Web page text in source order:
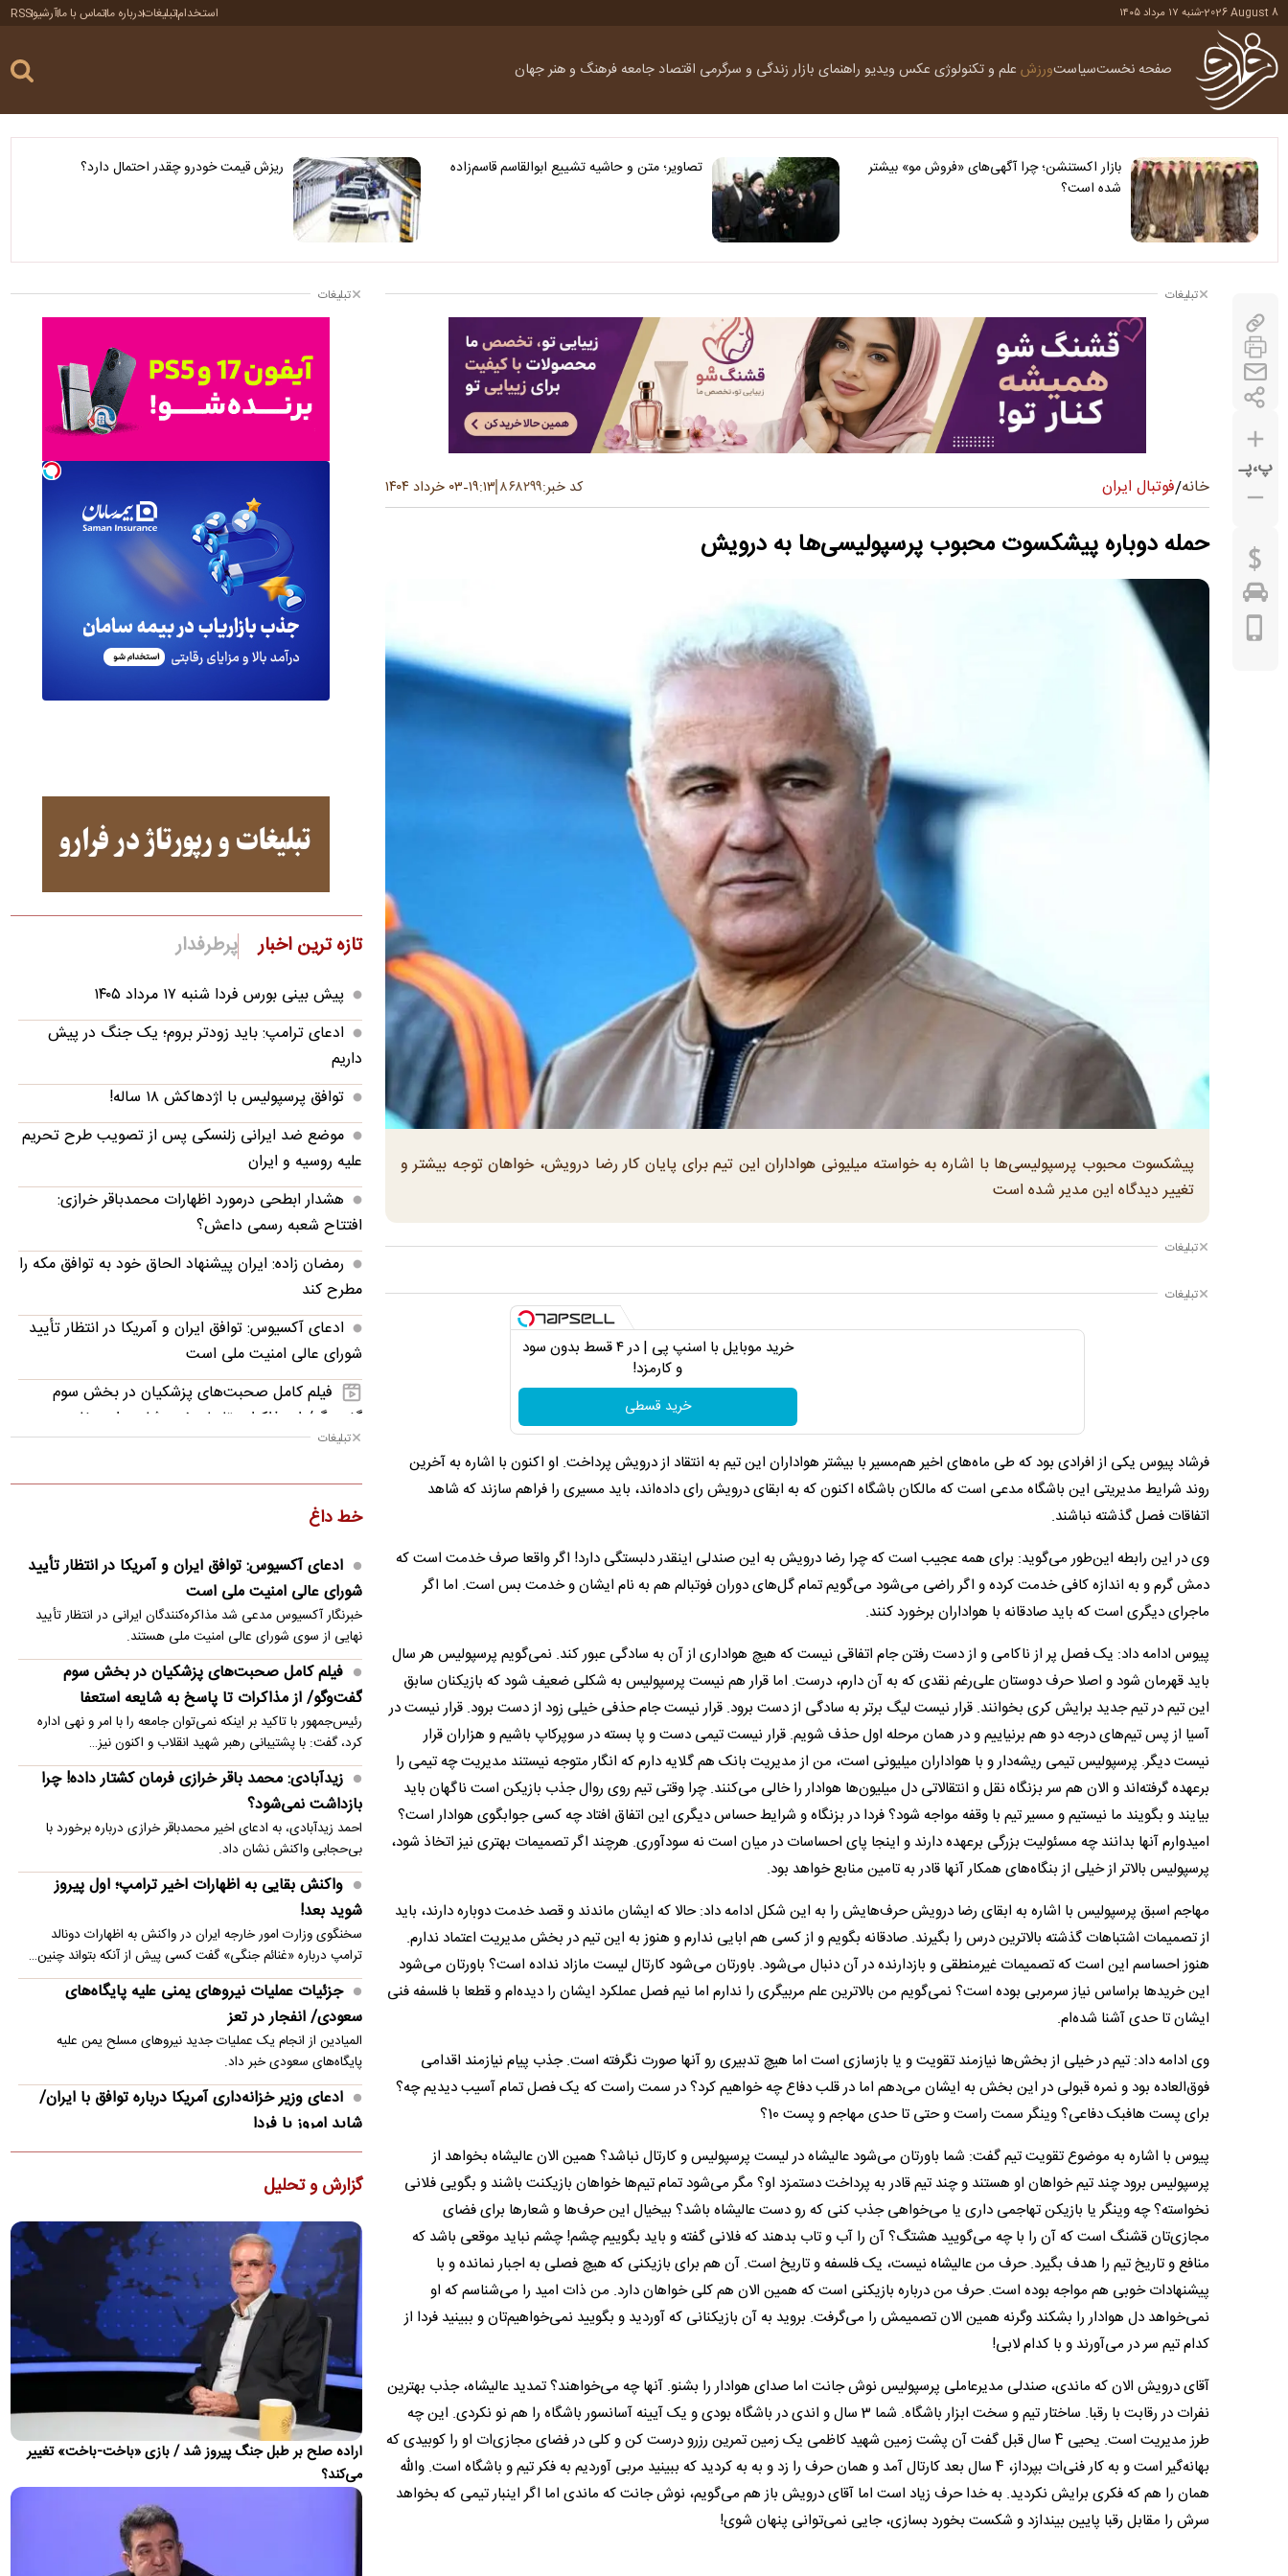
2026 August 8
-شنبه ۱۷ مرداد ۱۴۰۵ استخدامتبلیغاتدرباره ماتماس با ماآرشیوRSS
صفحه نخستسیاستورزش علم و تکنولوژی عکس ویدیو راهنمای بازارزندگی و سرگرمی اقتصاد جامعهفرهنگ و هنرجهان
بازار اکستنشن؛ چرا آگهی‌های «فروش مو» بیشتر
شده است؟
تصاویر؛ متن و حاشیه تشییع ابوالقاسم قاسم‌زاده ریزش قیمت خودرو چقدر احتمال دارد؟
پ،پـ
تبلیغات
خانه/فوتبال ایران کد خبر:۸۶۸۲۹۹ ۱۹:۱۳-۰۳ خرداد ۱۴۰۴
حمله دوباره پیشکسوت محبوب پرسپولیسی‌ها به درویش
پیشکسوت محبوب پرسپولیسی‌ها با اشاره به خواسته میلیونی هواداران این تیم برای پایان کار رضا درویش، خواهان توجه بیشتر و
تغییر دیدگاه این مدیر شده است
تبلیغات
تبلیغات
خرید موبایل با اسنپ پی | در ۴ قسط بدون سود
و کارمزد!
خرید قسطی
فرشاد پیوس یکی از افرادی بود که طی ماه‌های اخیر هم‌مسیر با بیشتر هواداران این تیم به انتقاد از درویش پرداخت. او اکنون با اشاره به آخرین
روند شرایط مدیریتی این باشگاه مدعی است که مالکان باشگاه اکنون که به ابقای درویش رای داده‌اند، باید مسیری را فراهم سازند که شاهد
اتفاقات فصل گذشته نباشند.
وی در این رابطه این‌طور می‌گوید: برای همه عجیب است که چرا رضا درویش به این صندلی اینقدر دلبستگی دارد! اگر واقعا صرف خدمت است که
دمش گرم و به اندازه کافی خدمت کرده و اگر راضی می‌شود می‌گویم تمام گل‌های دوران فوتبالم هم به نام ایشان و خدمت بس است. اما اگر
ماجرای دیگری است که باید صادقانه با هواداران برخورد کنند.
پیوس ادامه داد: یک فصل پر از ناکامی و از دست رفتن جام اتفاقی نیست که هیچ هواداری از آن به سادگی عبور کند. نمی‌گویم پرسپولیس هر سال
باید قهرمان شود و اصلا حرف دوستان علی‌رغم نقدی که به آن دارم، درست. اما قرار هم نیست پرسپولیس به شکلی ضعیف شود که بازیکنان سابق
این تیم در تیم جدید برایش کری بخوانند. قرار نیست لیگ برتر به سادگی از دست برود. قرار نیست جام حذفی خیلی زود از دست برود. قرار نیست در
آسیا از پس تیم‌های درجه دو هم برنیاییم و در همان مرحله اول حذف شویم. قرار نیست تیمی دست و پا بسته در سوپرکاپ باشیم و هزاران قرار
نیست دیگر. پرسپولیس تیمی ریشه‌دار و با هواداران میلیونی است، من از مدیریت بانک هم گلایه دارم که انگار متوجه نیستند مدیریت چه تیمی را
برعهده گرفته‌اند و الان هم سر بزنگاه نقل و انتقالاتی دل میلیون‌ها هوادار را خالی می‌کنند. چرا وقتی تیم روی روال جذب بازیکن است ناگهان باید
بیایند و بگویند ما نیستیم و مسیر تیم با وقفه مواجه شود؟ فردا در بزنگاه و شرایط حساس دیگری این اتفاق افتاد چه کسی جوابگوی هوادار است؟
امیدوارم آنها بدانند چه مسئولیت بزرگی برعهده دارند و اینجا پای احساسات در میان است نه سودآوری. هرچند اگر تصمیمات بهتری نیز اتخاذ شود،
پرسپولیس بالاتر از خیلی از بنگاه‌های همکار آنها قادر به تامین منابع خواهد بود.
مهاجم اسبق پرسپولیس با اشاره به ابقای رضا درویش حرف‌هایش را به این شکل ادامه داد: حالا که ایشان ماندند و قصد خدمت دوباره دارند، باید
از تصمیمات اشتباهات گذشته بالاترین درس را بگیرند. صادقانه بگویم و از کسی هم ابایی ندارم و هنوز به این تیم در بخش مدیریت اعتماد ندارم.
هنوز احساسم این است که تصمیمات غیرمنطقی و بازدارنده در آن دنبال می‌شود. باورتان می‌شود کارتال لیست مازاد نداده است؟ باورتان می‌شود
این خریدها براساس نیاز سرمربی بوده است؟ نمی‌گویم من بالاترین علم مربیگری را ندارم اما نیم فصل عملکرد ایشان را دیده‌ام و قطعا با فلسفه فنی
ایشان تا حدی آشنا شده‌ام.
وی ادامه داد: تیم در خیلی از بخش‌ها نیازمند تقویت و یا بازسازی است اما هیچ تدبیری رو آنها صورت نگرفته است. جذب پیام نیازمند اقدامی
فوق‌العاده بود و نمره قبولی در این بخش به ایشان می‌دهم اما در قلب دفاع چه خواهیم کرد؟ در سمت راست که یک فصل تمام آسیب دیدیم چه؟
برای پست هافبک دفاعی؟ وینگر سمت راست و حتی تا حدی مهاجم و پست 10؟
پیوس با اشاره به موضوع تقویت تیم گفت: شما باورتان می‌شود عالیشاه در لیست پرسپولیس و کارتال نباشد؟ همین الان عالیشاه بخواهد از
پرسپولیس برود چند تیم خواهان او هستند و چند تیم قادر به پرداخت دستمزد او؟ مگر می‌شود تمام تیم‌ها خواهان بازیکنت باشند و بگویی فلانی
نخواسته؟ چه وینگر یا بازیکن تهاجمی داری یا می‌خواهی جذب کنی که رو دست عالیشاه باشد؟ بیخیال این حرف‌ها و شعارها برای فضای
مجازی‌تان قشنگ است که آن را با چه می‌گویید هشتگ؟ آن را آب و تاب بدهند که فلانی گفته و باید بگوییم چشم! چشم نباید موقعی باشد که
منافع و تاریخ تیم را هدف بگیرد. حرف من عالیشاه نیست، یک فلسفه و تاریخ است. آن هم برای بازیکنی که هیچ فصلی به اجبار نمانده و با
پیشنهادات خوبی هم مواجه بوده است. حرف من درباره بازیکنی است که همین الان هم کلی خواهان دارد. من ذات امید را می‌شناسم که او
نمی‌خواهد دل هوادار را بشکند وگرنه همین الان تصمیمش را می‌گرفت. بروید به آن بازیکنانی که آوردید و بگویید نمی‌خواهیم‌تان و ببینید فردا از
کدام تیم سر در می‌آورند و با کدام لابی!
آقای درویش الان که ماندی، صندلی مدیرعاملی پرسپولیس نوش جانت اما صدای هوادار را بشنو. آنها چه می‌خواهند؟ تمدید عالیشاه، جذب بهترین
نفرات در رقابت با رقبا. ساختار تیم و سخت ابزار باشگاه. شما 3 سال و اندی در باشگاه بودی و یک آیینه آسانسور باشگاه را هم نو نکردی. این چه
طرز مدیریت است. یحیی 4 سال قبل گفت آن پشت زمین شهید کاظمی یک زمین تمرین رزرو درست کن و کلی در فضای مجازی‌ات او را کوبیدی که
بهانه‌گیر است و به کار فنی‌ات بپرداز، 4 سال بعد کارتال آمد و همان حرف را زد و به به کردید که ببینید مربی آوردیم به فکر تیم و باشگاه است. والله
همان را هم که فکری برایش نکردید. به خدا حرف زیاد است اما آقای درویش باز هم می‌گویم، نوش جانت که ماندی اما اگر اینبار تیمی که بخواهد
سرش را مقابل رقبا پایین بیندازد و شکست بخورد بسازی، جایی نمی‌توانی پنهان شوی!
تبلیغات
تازه ترین اخبار پرطرفدار
پیش بینی بورس فردا شنبه ۱۷ مرداد ۱۴۰۵
ادعای ترامپ: باید زودتر بروم؛ یک جنگ در پیش
داریم
توافق پرسپولیس با اژدهاکش ۱۸ ساله!
موضع ضد ایرانی زلنسکی پس از تصویب طرح تحریم
علیه روسیه و ایران
هشدار ابطحی درمورد اظهارات محمدباقر خرازی:
افتتاح شعبه رسمی داعش؟
رمضان زاده: ایران پیشنهاد الحاق خود به توافق مکه را
مطرح کند
ادعای آکسیوس: توافق ایران و آمریکا در انتظار تأیید
شورای عالی امنیت ملی است
فیلم کامل صحبت‌های پزشکیان در بخش سوم
گفت‌وگو/ از مذاکرات تا پاسخ به شایعه استعفا
بازداشت نمی‌شود؟
«ایرج» دوباره در بیمارستان بستری شد
عراقچی خطاب به همسایگان: زمان آن رسیده به خود
متکی باشیم
ادعای المیادین: عراقچی دوشنبه به پاکستان می‌رود
تصویب لایحه تشدید تحریم‌های روسیه و تمدید
تحریم‌های ایران در سنای آمریکا
اعتراض ترامپ به حکم تازه دادگاه علیه او
علت شنیده شدن صدای مهیب در آسمان مسکو
تبلیغات
خط داغ
ادعای آکسیوس: توافق ایران و آمریکا در انتظار تأیید
شورای عالی امنیت ملی است
خبرنگار آکسیوس مدعی شد مذاکره‌کنندگان ایرانی در انتظار تأیید
نهایی از سوی شورای عالی امنیت ملی هستند.
فیلم کامل صحبت‌های پزشکیان در بخش سوم
گفت‌وگو/ از مذاکرات تا پاسخ به شایعه استعفا
رئیس‌جمهور با تاکید بر اینکه نمی‌توان جامعه را با امر و نهی اداره
کرد، گفت: با پشتیبانی رهبر شهید انقلاب و اکنون نیز…
زیدآبادی: محمد باقر خرازی فرمان کشتار داده! چرا
بازداشت نمی‌شود؟
احمد زیدآبادی، به ادعای اخیر محمدباقر خرازی درباره برخورد با
بی‌حجابی واکنش نشان داد.
واکنش بقایی به اظهارات اخیر ترامپ؛ اول پیروز
شوید بعد!
سخنگوی وزارت امور خارجه ایران در واکنش به اظهارات دونالد
ترامپ درباره «غنائم جنگی» گفت کسی پیش از آنکه بتواند چنین…
جزئیات عملیات نیروهای یمنی علیه پایگاه‌های
سعودی/ انفجار در تعز
المیادین از انجام یک عملیات جدید نیروهای مسلح یمن علیه
پایگاه‌های سعودی خبر داد.
ادعای وزیر خزانه‌داری آمریکا درباره توافق با ایران/
شاید امروز یا فردا
وزیر خزانه‌داری آمریکا مدعی شد واشنگتن انتظار دارد در آینده
وزارت خارجه آمریکا از اعمال اقدامات ضدایرانی برای مختل کردن
مبادلات مالی مرتبط با ایران خبر داد.
ادعای هگست: ترامپ جنگ ایران را برد
وزیر جنگ آمریکا، با دفاع از عملکرد دونالد ترامپ در جنگ ایران،
تحولات اخیر منطقه را نشانه پیروزی رئیس‌جمهور آمریکا…
آزمون اصلی توافق مکه چه زمانی فرا می‌رسد و ایران
کجای ماجراست؟
پژوهشگر شورای آتلانتیک، می‌پرسد: «تصور کنید ایران در پاسخ به
یک حمله آمریکا، زیرساخت‌های نفتی عربستان را هدف قرار دهد.…
روایت فایننشال‌تایمز از ائتلاف‌های دفاعی جدید
درمیانه جنگ علیه ایران
تحلیلی اشاره دارد جنگ ایران معادلات امنیتی خاورمیانه را
دستخوش تغییر کرده و کشورهای منطقه را به سمت تقویت
گزارش و تحلیل
اراده صلح بر طبل جنگ پیروز شد / بازی «باخت-باخت» تغییر
می‌کند؟